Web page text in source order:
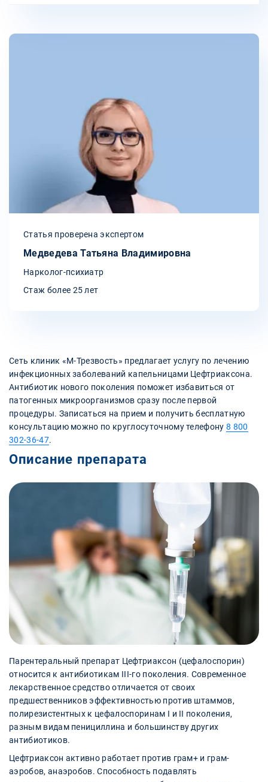
Статья проверена экспертом
Медведева Татьяна Владимировна
Нарколог-психиатр
Стаж более 25 лет
Сеть клиник «М-Трезвость» предлагает услугу по лечению
инфекционных заболеваний капельницами Цефтриаксона.
Антибиотик нового поколения поможет избавиться от
патогенных микроорганизмов сразу после первой
процедуры. Записаться на прием и получить бесплатную
консультацию можно по круглосуточному телефону8 800
302-36-47.
Описание препарата
Парентеральный препарат Цефтриаксон (цефалоспорин)
относится к антибиотикам III-го поколения. Современное
лекарственное средство отличается от своих
предшественников эффективностью против штаммов,
полирезистентных к цефалоспоринам I и II поколения,
разным видам пенициллина и большинству других
антибиотиков.
Цефтриаксон активно работает против грам+ и грам-
аэробов, анаэробов. Способность подавлять